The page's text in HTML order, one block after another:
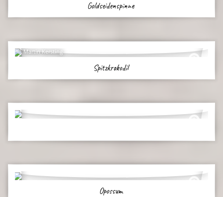
Goldseidenspinne
Martin Kersting
Spitzkrokodil
Opossum